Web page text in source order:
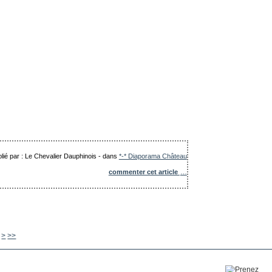
par : Le Chevalier Dauphinois -dans *-* Diaporama Château
commenter cet article
480
490
500
600
700
800
900
1000
> >>